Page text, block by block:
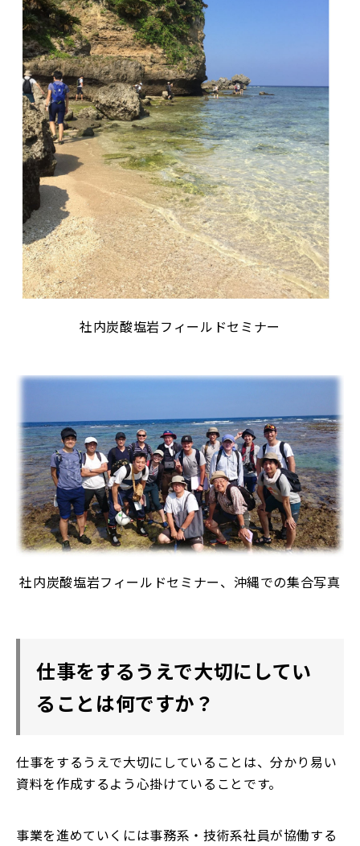
社内炭酸塩岩フィールドセミナー
社内炭酸塩岩フィールドセミナー、沖縄での集合写真
仕事をするうえで大切にしてい
ることは何ですか？
仕事をするうえで大切にしていることは、分かり易い
資料を作成するよう心掛けていることです。
事業を進めていくには事務系・技術系社員が協働する